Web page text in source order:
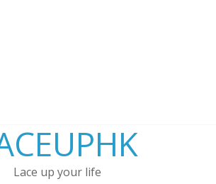
Lace up your life